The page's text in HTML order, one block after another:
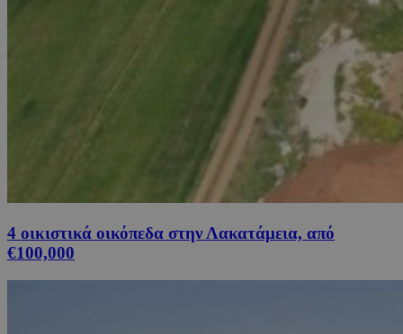
4 οικιστικά οικόπεδα στην Λακατάμεια, από
€100,000